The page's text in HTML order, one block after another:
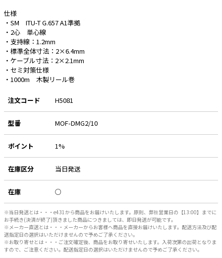
仕様
・SM ITU-T G.657 A1準拠
・2心 単心線
・支持線：1.2mm
・標準全体寸法：2×6.4mm
・ケーブル寸法：2×2.1mm
・セミ対策仕様
・1000m 木製リール巻
注文コード H5081
型番 MOF-DMG2/10
ポイント 1%
在庫区分 当日発送
在庫 ○
※当日発送とは・・・e431から商品をお届けいたします。原則、弊社営業日の【13:00】までに
お手続き(決済が終了)頂きました商品につきましては、即日発送が可能です。
※メーカー直送とは・・・メーカーからお客様へ商品を直接お届けいたします。配送方法及び配
送指定日の選択はいただけませんので予めご了承ください。
※お取り寄せとは・・・ご注文確定後、商品をお取り寄せいたします。入荷次第の出荷となりま
すので、ご注意ください。配送指定日の選択はいただけませんので予めご了承ください。